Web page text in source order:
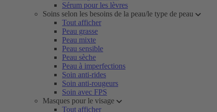
Sérum pour les lèvres
Soins selon les besoins de la peau/le type de peau
Tout afficher
Peau grasse
Peau mixte
Peau sensible
Peau sèche
Peau à imperfections
Soin anti-rides
Soin anti-rougeurs
Soin avec FPS
Masques pour le visage
Tout afficher